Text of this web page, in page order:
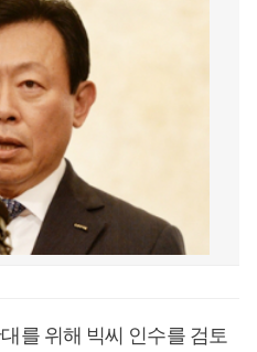
를 위해 빅씨 인수를 검토